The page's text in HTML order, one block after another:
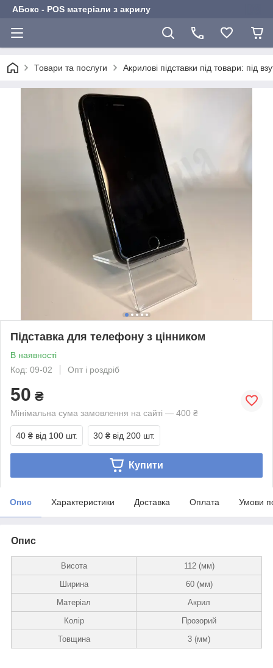
АБокс - POS матеріали з акрилу
Товари та послуги Акрилові підставки під товари: під
Підставка для телефону з цінником
В наявності
Код: 09-02
Опт і роздріб
50 ₴
Мінімальна сума замовлення на сайті — 400 ₴
40 ₴ від 100 шт. 30 ₴ від 200 шт.
Купити
Опис Характеристики Доставка Оплата Умови
Опис
Висота
112 (мм)
Ширина
60 (мм)
Матеріал
Акрил
Колір
Прозорий
Товщина
3 (мм)